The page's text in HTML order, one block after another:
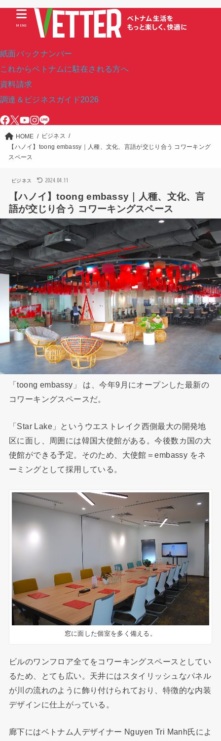
紙面バックナンバー
これからベトナムに駐在される方へ
資料請求
調達＆ビジネスガイド2026
MENU
HOME
ビジネス
【ハノイ】toong embassy｜人種、文化、言語が交じり合う コワーキング
スペース
ビジネス 2024.04.11
【ハノイ】toong embassy｜人種、文化、言
語が交じり合う コワーキングスペース
「toong embassy」 は、今年9月にオープンした最新の
コワーキングスペースだ。
「Star Lake」というウエストレイク西側最大の開発地
区に面し、周囲には韓国大使館がある。今後数カ国の大
使館ができる予定。そのため、大使館＝embassy をネ
ーミングとして採用している。
窓に面した個室を多く備える。
ビルのワンフロア全てをコワーキングスペースとしてい
るため、とても広い。天井にはスタイリッシュなパネル
が川の流れのように飾り付けられており、特徴的な内装
デザインに仕上がっている。
廊下にはベトナム人デザイナー Nguyen Tri Manh氏によ